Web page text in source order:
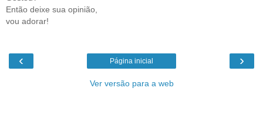
Então deixe sua opinião,
vou adorar!
‹ ›
Página inicial
Ver versão para a web